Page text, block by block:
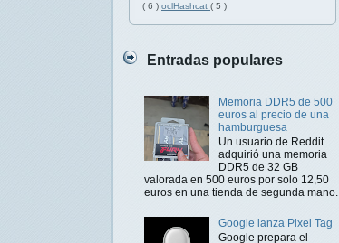
( 6 ) oclHashcat ( 5 )
Entradas populares
Memoria DDR5 de 500
euros al precio de una
hamburguesa
Un usuario de Reddit
adquirió una memoria
DDR5 de 32 GB
valorada en 500 euros por solo 12,50
euros en una tienda de segunda mano.
Google lanza Pixel Tag
Google prepara el